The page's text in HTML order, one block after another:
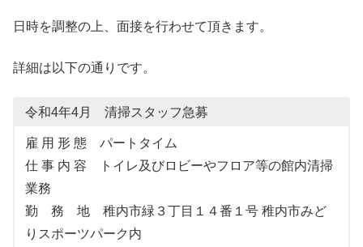
日時を調整の上、面接を行わせて頂きます。
詳細は以下の通りです。
令和4年4月 清掃スタッフ急募
雇 用 形 態 パートタイム
仕 事 内 容 トイレ及びロビーやフロア等の館内清掃
業務
勤 務 地 稚内市緑３丁目１４番１号 稚内市みど
りスポーツパーク内